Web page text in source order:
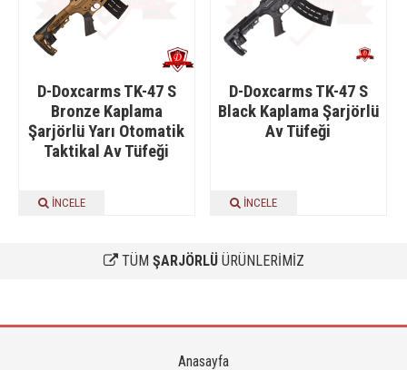
D-Doxcarms TK-47 S
Bronze Kaplama
Şarjörlü Yarı Otomatik
Taktikal Av Tüfeği
İNCELE
D-Doxcarms TK-47 S
Black Kaplama Şarjörlü
Av Tüfeği
İNCELE
TÜM ŞARJÖRLÜÜRÜNLERİMİZ
Anasayfa